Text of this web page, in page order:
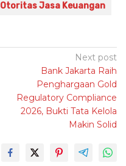
Otoritas Jasa Keuangan
Next post
Bank Jakarta Raih
Penghargaan Gold
Regulatory Compliance
2026, Bukti Tata Kelola
Makin Solid